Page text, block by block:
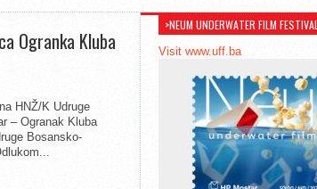
Ogranka Kluba
HNŽ/K Udruge
– Ogranak Kluba
Bosansko-
>NEUM UNDERWATER FILM FESTIVAL
Visit www.uff.ba